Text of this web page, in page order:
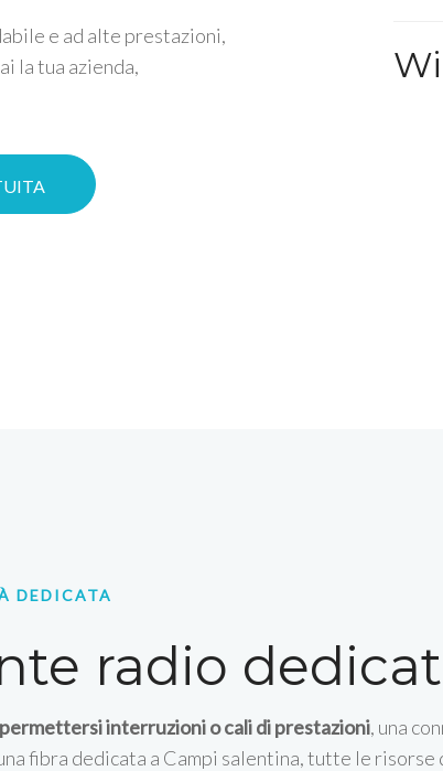
e ad alte prestazioni,
la tua azienda,
DEDICATA
radio
interruzioni o cali di prestazioni, una
fibra dedicata a Campi salentina, tutte le risorse